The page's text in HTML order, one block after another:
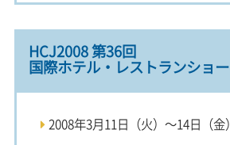
HCJ2008 第36回
国際ホテル・レストランショー
2008年3月11日（火）～14日（金）